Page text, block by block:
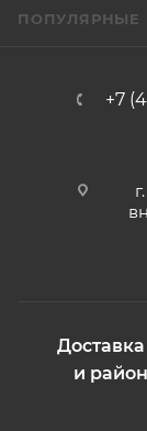
ПОПУЛЯРНЫЕ
+7
и